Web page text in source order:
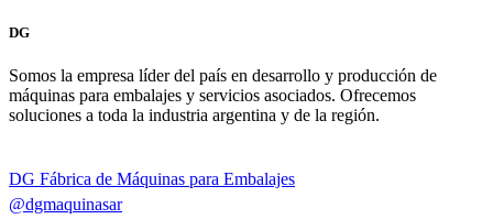
DG
Somos la empresa líder del país en desarrollo y producción de
máquinas para embalajes y servicios asociados. Ofrecemos
soluciones a toda la industria argentina y de la región.
DG Fábrica de Máquinas para Embalajes
@dgmaquinasar